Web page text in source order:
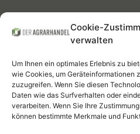
Cookie-
verwalten
Um Ihnen ein optimales Erlebnis zu
wie Cookies, um Geräteinformationen
zuzugreifen. Wenn Sie diesen
Daten wie das Surfverhalten oder
verarbeiten. Wenn Sie Ihre
können bestimmte Merkmale und